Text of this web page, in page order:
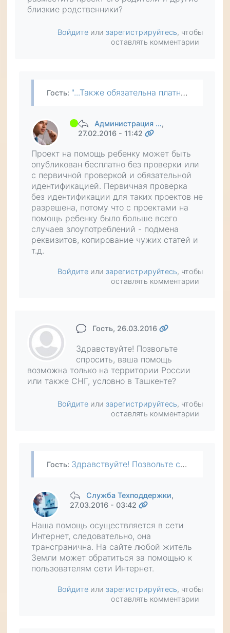
близкие родственники?
Войдите или зарегистрируйтесь, чтобы
оставлять комментарии
Гость: "...Также обязательна платная первичная проверка и идентификация авторов в следующих случаях: ... - если проект направлен на помощь не для самого автора;..." Человек, которому требуется помощь,…
Администрация …,
27.02.2016 - 11:42
Проект на помощь ребенку может быть
опубликован бесплатно без проверки или
с первичной проверкой и обязательной
идентификацией. Первичная проверка
без идентификации для таких проектов не
разрешена, потому что с проектами на
помощь ребенку было больше всего
случаев злоупотреблений - подмена
реквизитов, копирование чужих статей и
т.д.
Войдите или зарегистрируйтесь, чтобы
оставлять комментарии
Гость, 26.03.2016
Здравствуйте! Позвольте
спросить, ваша помощь
возможна только на территории России
или также СНГ, условно в Ташкенте?
Войдите или зарегистрируйтесь, чтобы
оставлять комментарии
Гость: Здравствуйте! Позвольте спросить, ваша помощь возможна только на территории России или также СНГ, условно в Ташкенте?
Служба Техподдержки,
27.03.2016 - 03:42
Наша помощь осуществляется в сети
Интернет, следовательно, она
трансгранична. На сайте любой житель
Земли может обратиться за помощью к
пользователям сети Интернет.
Войдите или зарегистрируйтесь, чтобы
оставлять комментарии